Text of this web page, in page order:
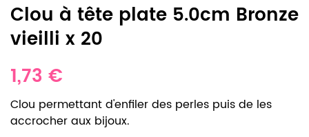
Clou à tête plate 5.0cm Bronze
vieilli x 20
1,73 €
Clou permettant d'enfiler des perles puis de les
accrocher aux bijoux.